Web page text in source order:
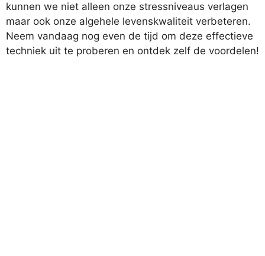
kunnen we niet alleen onze stressniveaus verlagen
maar ook onze algehele levenskwaliteit verbeteren.
Neem vandaag nog even de tijd om deze effectieve
techniek uit te proberen en ontdek zelf de voordelen!